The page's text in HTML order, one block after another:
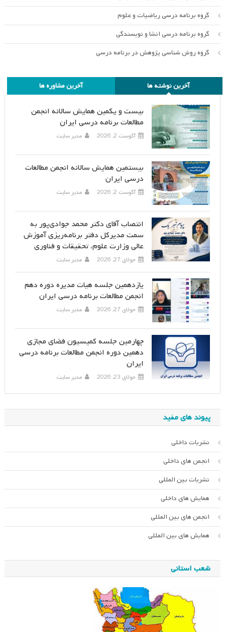
گروه برنامه درسی ریاضیات و علوم
گروه برنامه درسی انشا و نویسندگی
گروه روش شناسی پژوهش در برنامه درسی
آخرین نوشته ها آخرین مشاوره ها
بیست و یکمین همایش سالانه انجمن
مطالعات برنامه درسی ایران
آگوست 2, 2026 مدیر سایت
بیستمین همایش سالانه انجمن مطالعات
درسی ایران
آگوست 2, 2026 مدیر سایت
انتصاب آقای دکتر محمد جوادی‌پور به
سمت مدیرکل دفتر برنامه‌ریزی آموزش
عالی وزارت علوم، تحقیقات و فناوری
جولای 27, 2026 مدیر سایت
یازدهمین جلسه هیات مدیره دوره دهم
انجمن مطالعات برنامه درسی ایران
جولای 27, 2026 مدیر سایت
چهارمین جلسه کمیسیون فضای مجازی
دهمین دوره انجمن مطالعات برنامه درسی
ایران
جولای 23, 2026 مدیر سایت
پیوند های مفید
نشریات داخلی
انجمن های داخلی
نشریات بین المللی
همایش های داخلی
انجمن های بین المللی
همایش های بین المللی
شعب استانی